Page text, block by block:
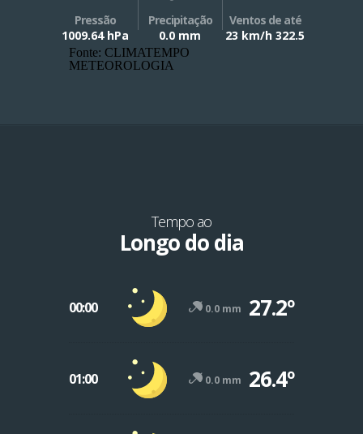
Pressão
1009.64 hPa
Precipitação
0.0 mm
Ventos de até
23 km/h 322.5
Fonte: CLIMATEMPO
METEOROLOGIA
Tempo ao
Longo do dia
00:00 0.0 mm 27.2º
01:00 0.0 mm 26.4º